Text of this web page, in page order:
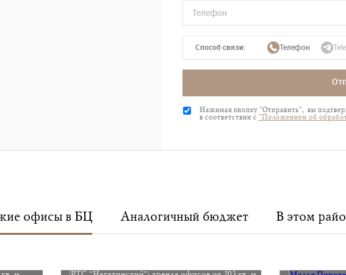
Способ связи: Телефон
Нажимая кнопку "Отправить", вы
в соответствии с "Положением об
офисы в БЦ Аналогичный бюджет В этом